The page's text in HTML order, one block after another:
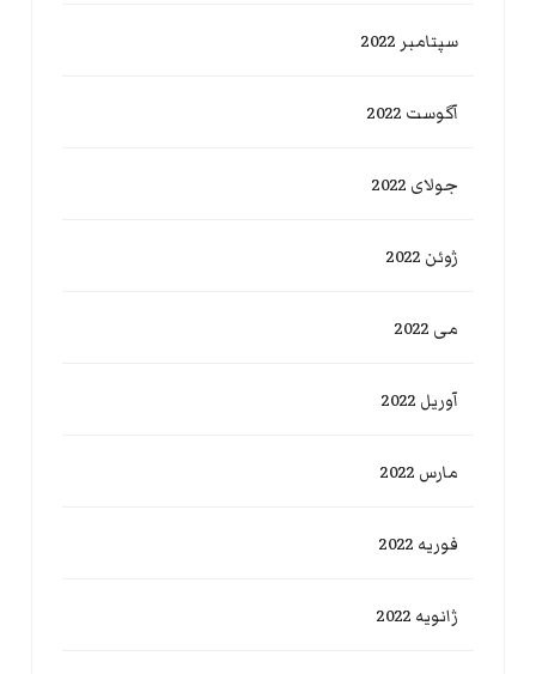
سپتامبر 2022
آگوست 2022
جولای 2022
ژوئن 2022
می 2022
آوریل 2022
مارس 2022
فوریه 2022
ژانویه 2022